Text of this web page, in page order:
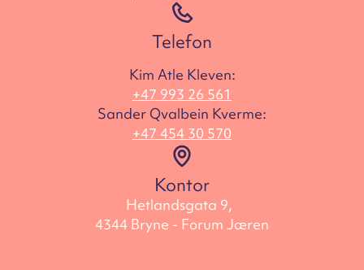
Telefon
Kim Atle Kleven:
+47 993 26 561
Sander Qvalbein Kverme:
+47 454 30 570
Kontor
Hetlandsgata 9,
4344 Bryne - Forum Jæren